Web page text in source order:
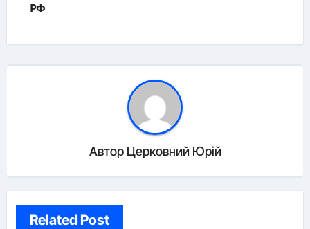
РФ
Автор Церковний Юрій
Related Post